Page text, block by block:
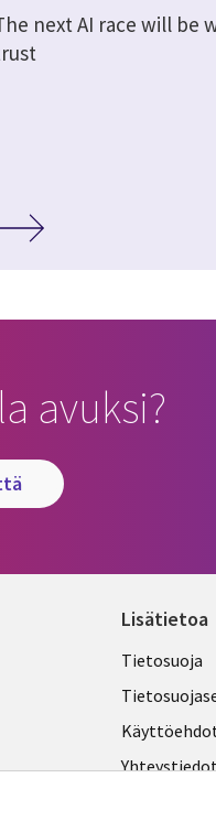
next AI race will be
avuksi?
Lisätietoa
Legal
Tietosuoja